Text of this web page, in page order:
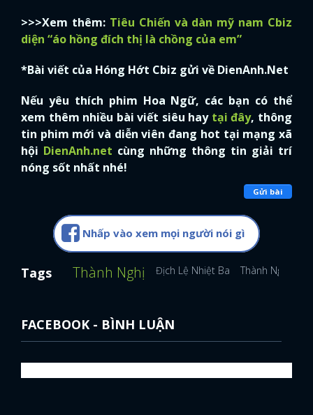
x
>>>Xem thêm:Tiêu Chiến và dàn mỹ nam Cbiz
diện “áo hồng đích thị là chồng của em”
*Bài viết của Hóng Hớt Cbiz gửi về DienAnh.Net
Nếu yêu thích phim Hoa Ngữ, các bạn có thể
xem thêm nhiều bài viết siêu hay tại đây, thông
tin phim mới và diễn viên đang hot tại mạng xã
hội DienAnh.net cùng những thông tin giải trí
nóng sốt nhất nhé!
Gửi bài
Nhấp vào xem mọi người nói gì
Tags Thành Nghị Địch Lệ Nhiệt Ba Thành Nghị
FACEBOOK - BÌNH LUẬN